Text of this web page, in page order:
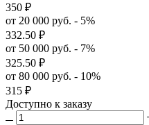
350 ₽
от 20 000 руб. - 5%
332.50 ₽
от 50 000 руб. - 7%
325.50 ₽
от 80 000 руб. - 10%
315 ₽
Доступно к заказу